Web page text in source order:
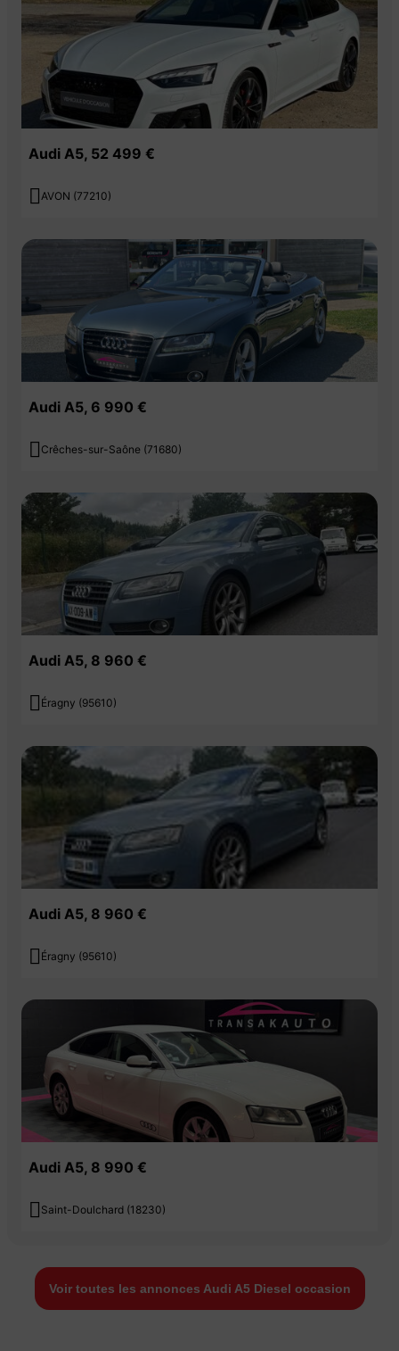
Audi A5, 52 499 €
 AVON (77210)
Audi A5, 6 990 €
 Crêches-sur-Saône (71680)
Audi A5, 8 960 €
 Éragny (95610)
Audi A5, 8 960 €
 Éragny (95610)
Audi A5, 8 990 €
 Saint-Doulchard (18230)
Voir toutes les annonces Audi A5 Diesel occasion